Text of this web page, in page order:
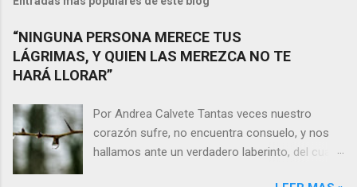
“NINGUNA PERSONA MERECE TUS
LÁGRIMAS, Y QUIEN LAS MEREZCA NO TE
HARÁ LLORAR”
Por Andrea Calvete Tantas veces nuestro
corazón sufre, no encuentra consuelo, y nos
hallamos ante un verdadero laberinto, del cual